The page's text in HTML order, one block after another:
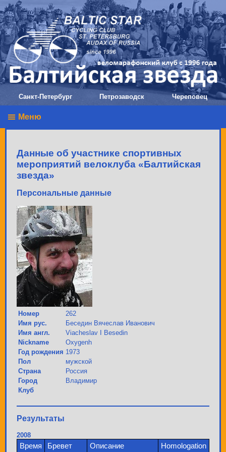
Санкт-Петербург Петрозаводск Череповец
Меню
Данные об участнике спортивных
мероприятий велоклуба «Балтийская
звезда»
Персональные данные
Номер
262
Имя рус.
Беседин Вячеслав Иванович
Имя англ.
Viacheslav I Besedin
Nickname
Oxygenh
Год рождения 1973
Пол
мужской
Страна
Россия
Город
Владимир
Клуб
Результаты
2008
Время Бревет Описание Homologation